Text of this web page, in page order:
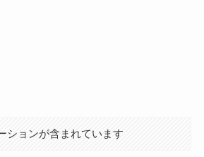
ションが含まれています